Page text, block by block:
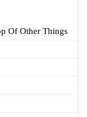
Of Other Things